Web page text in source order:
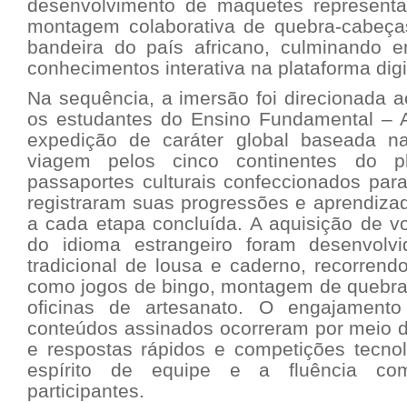
desenvolvimento de maquetes
montagem colaborativa de quebra-
bandeira do país africano, culminando
conhecimentos interativa na plataforma
Na sequência, a imersão foi direcionada
os estudantes do Ensino Fundamental –
expedição de caráter global baseada
viagem pelos cinco continentes do
passaportes culturais confeccionados
registraram suas progressões e
a cada etapa concluída. A aquisição de
do idioma estrangeiro foram
tradicional de lousa e caderno,
como jogos de bingo, montagem de
oficinas de artesanato. O
conteúdos assinados ocorreram por meio
e respostas rápidos e competições
espírito de equipe e a fluência
participantes.